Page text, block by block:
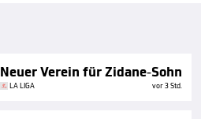
Neuer Verein für Zidane-Sohn
LA LIGA vor 3 Std.